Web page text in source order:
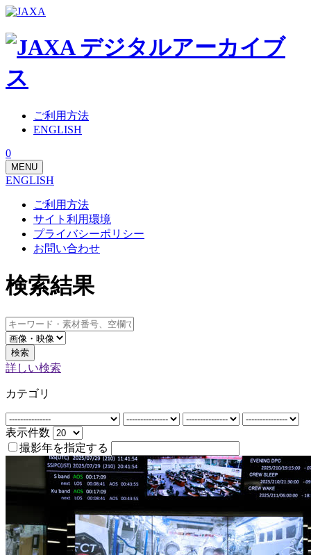
ご利用方法
ENGLISH
0
MENU
ENGLISH
ご利用方法
サイト利用環境
プライバシーポリシー
お問い合わせ
検索結果
検索
詳しい検索
カテゴリ
表示件数
撮影年を指定する